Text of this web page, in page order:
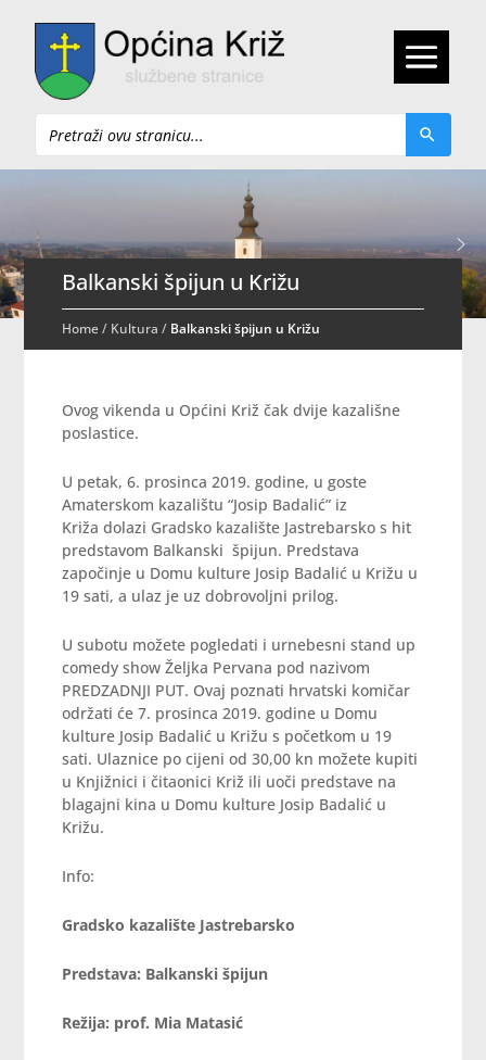
Pretraži
Balkanski špijun u Križu
Home/ Kultura / Balkanski špijun u Križu
Ovog vikenda u Općini Križ čak dvije kazališne
poslastice.
U petak, 6. prosinca 2019. godine, u goste
Amaterskom kazalištu “Josip Badalić” iz
Križa dolazi Gradsko kazalište Jastrebarsko s hit
predstavom Balkanski špijun. Predstava
započinje u Domu kulture Josip Badalić u Križu u
19 sati, a ulaz je uz dobrovoljni prilog.
U subotu možete pogledati i urnebesni stand up
comedy show Željka Pervana pod nazivom
PREDZADNJI PUT. Ovaj poznati hrvatski komičar
održati će 7. prosinca 2019. godine u Domu
kulture Josip Badalić u Križu s početkom u 19
sati. Ulaznice po cijeni od 30,00 kn možete kupiti
u Knjižnici i čitaonici Križ ili uoči predstave na
blagajni kina u Domu kulture Josip Badalić u
Križu.
Info:
Gradsko kazalište Jastrebarsko
Predstava: Balkanski špijun
Režija: prof. Mia Matasić